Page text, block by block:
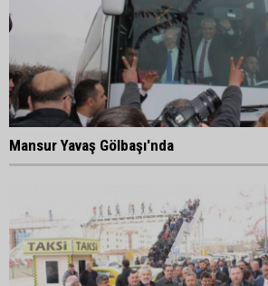
Mansur Yavaş Gölbaşı'nda